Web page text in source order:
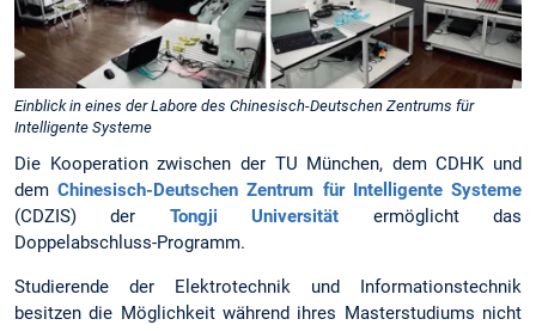
Einblick in eines der Labore des Chinesisch-Deutschen Zentrums für
Intelligente Systeme
Die Kooperation zwischen der TU München, dem CDHK und
demChinesisch-Deutschen Zentrum für Intelligente Systeme
(CDZIS) der Tongji Universität ermöglicht das
Doppelabschluss-Programm.
Studierende der Elektrotechnik und Informationstechnik
besitzen die Möglichkeit während ihres Masterstudiums nicht